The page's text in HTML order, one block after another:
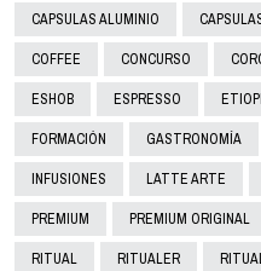
CAPSULAS ALUMINIO
COFFEE CONCURSO
ESHOB ESPRESSO
FORMACIÓN GASTRONOMÍA
INFUSIONES LATTE ARTE
PREMIUM PREMIUM ORIGINAL
RITUAL RITUALER